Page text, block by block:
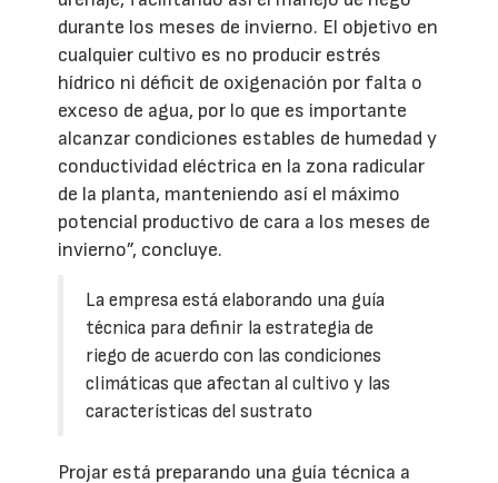
durante los meses de invierno. El objetivo en
cualquier cultivo es no producir estrés
hídrico ni déficit de oxigenación por falta o
exceso de agua, por lo que es importante
alcanzar condiciones estables de humedad y
conductividad eléctrica en la zona radicular
de la planta, manteniendo así el máximo
potencial productivo de cara a los meses de
invierno”, concluye.
La empresa está elaborando una guía
técnica para definir la estrategia de
riego de acuerdo con las condiciones
climáticas que afectan al cultivo y las
características del sustrato
Projar está preparando una guía técnica a